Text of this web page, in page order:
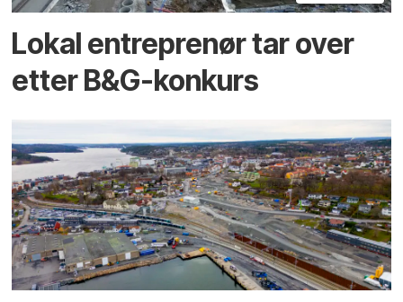
Lokal entreprenør tar over
etter B&G-konkurs